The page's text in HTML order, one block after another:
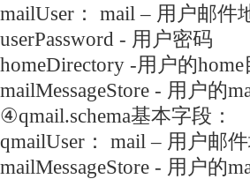
mailUser： mail – 用户邮件
userPassword - 用户密码
homeDirectory -用户的home
mailMessageStore - 用户的
④qmail.schema基本字段：
qmailUser： mail – 用户邮
mailMessageStore - 用户的